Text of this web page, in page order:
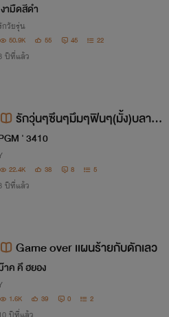
งามืดสีดำ
กวัยรุ่น
50.9K 55 45 22
ปีที่แล้ว
รักวุ่นๆซึนๆมึมๆฟินๆ(มั้ง)บลาๆ
ๆ
' 3410
22.4K 38 8 5
ปีที่แล้ว
Game over เเผนร้ายกับดักเลว
าค คึ ฮยอง
1.6K 39 0 2